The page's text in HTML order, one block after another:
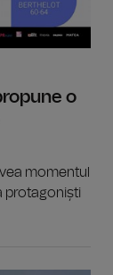
o
momentul
protagoniști